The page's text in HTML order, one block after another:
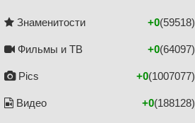
Знаменитости (59518)
+0
Фильмы и ТВ (64097)
+0
Pics (1007077)
+0
Видео (188128)
+0